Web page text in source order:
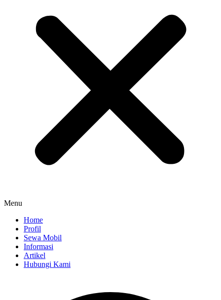
Menu
Home
Profil
Sewa Mobil
Informasi
Artikel
Hubungi Kami